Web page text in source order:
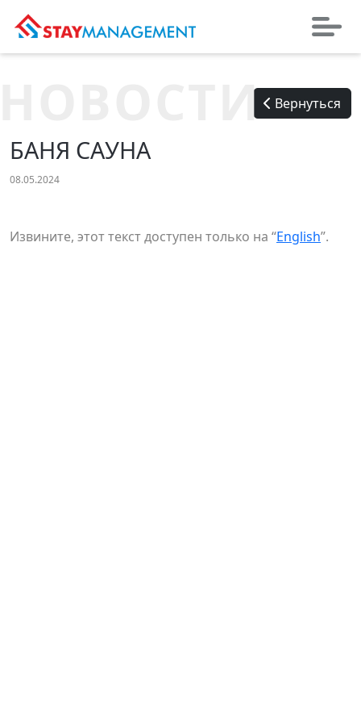
Вернуться
БАНЯ САУНА
08.05.2024
Извините, этот текст доступен только на “English”.